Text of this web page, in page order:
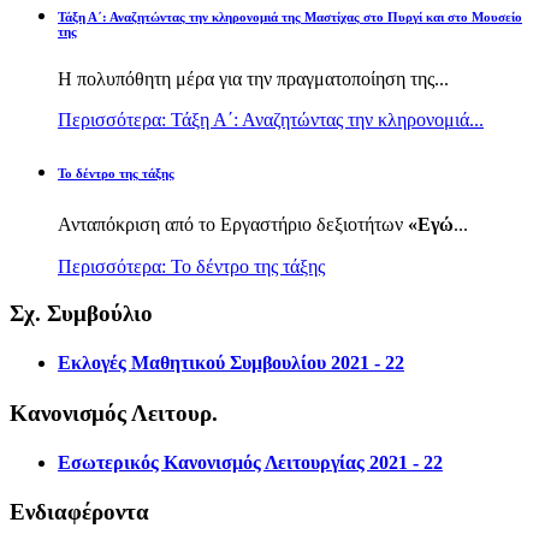
Τάξη Α΄: Αναζητώντας την κληρονομιά της Μαστίχας στο Πυργί και στο Μουσείο
της
Η πολυπόθητη μέρα για την πραγματοποίηση της...
Περισσότερα: Τάξη Α΄: Αναζητώντας την κληρονομιά...
Το δέντρο της τάξης
Ανταπόκριση από το Εργαστήριο δεξιοτήτων «Εγώ...
Περισσότερα: Το δέντρο της τάξης
Σχ. Συμβούλιο
Εκλογές Μαθητικού Συμβουλίου 2021 - 22
Κανονισμός Λειτουρ.
Εσωτερικός Κανονισμός Λειτουργίας 2021 - 22
Ενδιαφέροντα